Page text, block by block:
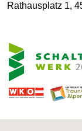
Rathausplatz 1,